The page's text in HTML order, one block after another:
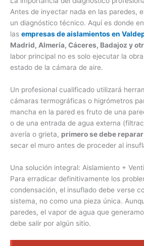
Antes de inyectar nada en las paredes,
un diagnóstico técnico. Aquí es donde
las empresas de aislamientos en
Madrid, Almería, Cáceres, Badajoz y
labor principal no es solo ejecutar la
estado de la cámara de aire.
Un profesional cualificado utilizará
cámaras termográficas o higrómetros
mancha en la pared es fruto de una
o de una entrada de agua externa
avería o grieta, primero se debe
secar el muro antes de proceder al
Una solución integral: Aislamiento +
Para erradicar definitivamente los
condensación, el insuflado debe verse
sistema, no como una pieza única.
paredes, el vapor de agua que
debe salir por algún sitio.